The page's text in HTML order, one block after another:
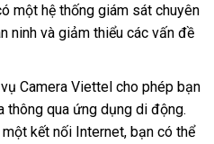
một hệ thống giám sát chuyên
ninh và giảm thiểu các vấn đề
Camera Viettel cho phép bạn
thông qua ứng dụng di động.
kết nối Internet, bạn có thể